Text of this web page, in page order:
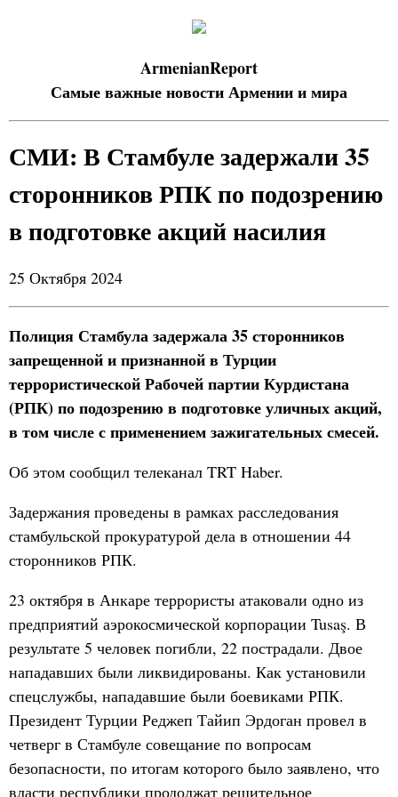
ArmenianReport
Самые важные новости Армении и мира
СМИ: В Стамбуле задержали 35
сторонников РПК по подозрению
в подготовке акций насилия
25 Октября 2024
Полиция Стамбула задержала 35 сторонников
запрещенной и признанной в Турции
террористической Рабочей партии Курдистана
(РПК) по подозрению в подготовке уличных акций,
в том числе с применением зажигательных смесей.
Об этом сообщил телеканал TRT Haber.
Задержания проведены в рамках расследования
стамбульской прокуратурой дела в отношении 44
сторонников РПК.
23 октября в Анкаре террористы атаковали одно из
предприятий аэрокосмической корпорации Tusaş. В
результате 5 человек погибли, 22 пострадали. Двое
нападавших были ликвидированы. Как установили
спецслужбы, нападавшие были боевиками РПК.
Президент Турции Реджеп Тайип Эрдоган провел в
четверг в Стамбуле совещание по вопросам
безопасности, по итогам которого было заявлено, что
власти республики продолжат решительное